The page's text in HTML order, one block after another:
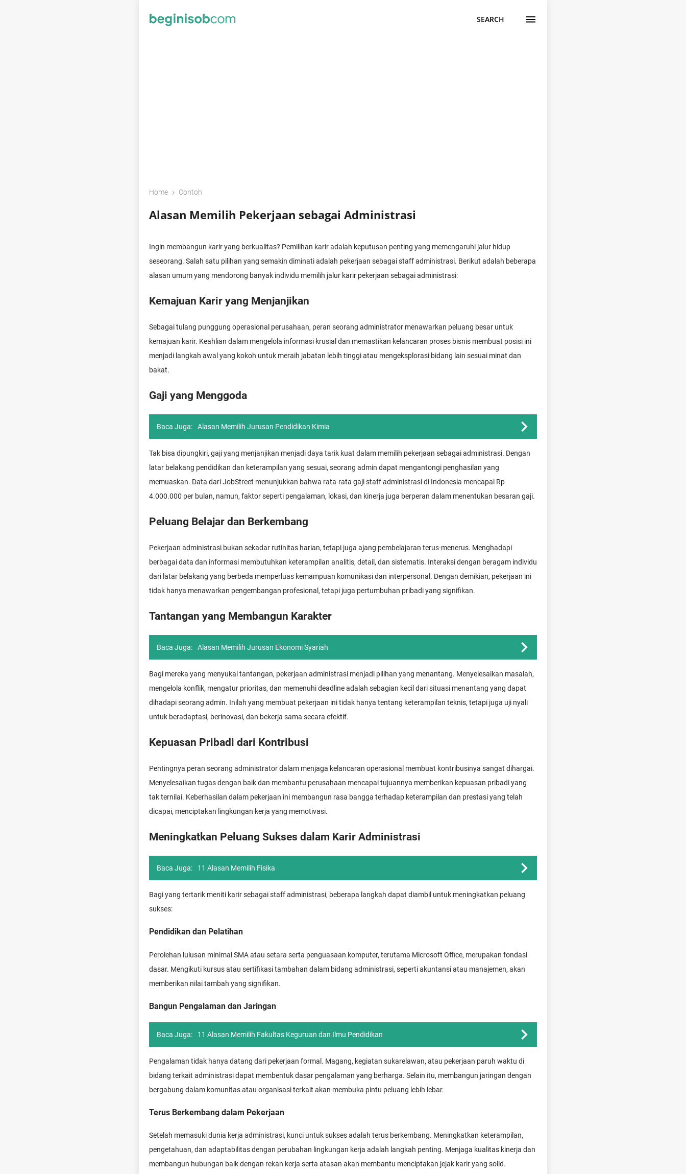
SEARCH
Home › Contoh
Alasan Memilih Pekerjaan sebagai Administrasi
Ingin membangun karir yang berkualitas? Pemilihan karir adalah keputusan penting yang memengaruhi jalur hidup
seseorang. Salah satu pilihan yang semakin diminati adalah pekerjaan sebagai staff administrasi. Berikut adalah beberapa
alasan umum yang mendorong banyak individu memilih jalur karir pekerjaan sebagai administrasi:
Kemajuan Karir yang Menjanjikan
Sebagai tulang punggung operasional perusahaan, peran seorang administrator menawarkan peluang besar untuk
kemajuan karir. Keahlian dalam mengelola informasi krusial dan memastikan kelancaran proses bisnis membuat posisi ini
menjadi langkah awal yang kokoh untuk meraih jabatan lebih tinggi atau mengeksplorasi bidang lain sesuai minat dan
bakat.
Gaji yang Menggoda
Baca Juga: Alasan Memilih Jurusan Pendidikan Kimia
Tak bisa dipungkiri, gaji yang menjanjikan menjadi daya tarik kuat dalam memilih pekerjaan sebagai administrasi. Dengan
latar belakang pendidikan dan keterampilan yang sesuai, seorang admin dapat mengantongi penghasilan yang
memuaskan. Data dari JobStreet menunjukkan bahwa rata-rata gaji staff administrasi di Indonesia mencapai Rp
4.000.000 per bulan, namun, faktor seperti pengalaman, lokasi, dan kinerja juga berperan dalam menentukan besaran gaji.
Peluang Belajar dan Berkembang
Pekerjaan administrasi bukan sekadar rutinitas harian, tetapi juga ajang pembelajaran terus-menerus. Menghadapi
berbagai data dan informasi membutuhkan keterampilan analitis, detail, dan sistematis. Interaksi dengan beragam individu
dari latar belakang yang berbeda memperluas kemampuan komunikasi dan interpersonal. Dengan demikian, pekerjaan ini
tidak hanya menawarkan pengembangan profesional, tetapi juga pertumbuhan pribadi yang signifikan.
Tantangan yang Membangun Karakter
Baca Juga: Alasan Memilih Jurusan Ekonomi Syariah
Bagi mereka yang menyukai tantangan, pekerjaan administrasi menjadi pilihan yang menantang. Menyelesaikan masalah,
mengelola konflik, mengatur prioritas, dan memenuhi deadline adalah sebagian kecil dari situasi menantang yang dapat
dihadapi seorang admin. Inilah yang membuat pekerjaan ini tidak hanya tentang keterampilan teknis, tetapi juga uji nyali
untuk beradaptasi, berinovasi, dan bekerja sama secara efektif.
Kepuasan Pribadi dari Kontribusi
Pentingnya peran seorang administrator dalam menjaga kelancaran operasional membuat kontribusinya sangat dihargai.
Menyelesaikan tugas dengan baik dan membantu perusahaan mencapai tujuannya memberikan kepuasan pribadi yang
tak ternilai. Keberhasilan dalam pekerjaan ini membangun rasa bangga terhadap keterampilan dan prestasi yang telah
dicapai, menciptakan lingkungan kerja yang memotivasi.
Meningkatkan Peluang Sukses dalam Karir Administrasi
Baca Juga: 11 Alasan Memilih Fisika
Bagi yang tertarik meniti karir sebagai staff administrasi, beberapa langkah dapat diambil untuk meningkatkan peluang
sukses:
Pendidikan dan Pelatihan
Perolehan lulusan minimal SMA atau setara serta penguasaan komputer, terutama Microsoft Office, merupakan fondasi
dasar. Mengikuti kursus atau sertifikasi tambahan dalam bidang administrasi, seperti akuntansi atau manajemen, akan
memberikan nilai tambah yang signifikan.
Bangun Pengalaman dan Jaringan
Baca Juga: 11 Alasan Memilih Fakultas Keguruan dan Ilmu Pendidikan
Pengalaman tidak hanya datang dari pekerjaan formal. Magang, kegiatan sukarelawan, atau pekerjaan paruh waktu di
bidang terkait administrasi dapat membentuk dasar pengalaman yang berharga. Selain itu, membangun jaringan dengan
bergabung dalam komunitas atau organisasi terkait akan membuka pintu peluang lebih lebar.
Terus Berkembang dalam Pekerjaan
Setelah memasuki dunia kerja administrasi, kunci untuk sukses adalah terus berkembang. Meningkatkan keterampilan,
pengetahuan, dan adaptabilitas dengan perubahan lingkungan kerja adalah langkah penting. Menjaga kualitas kinerja dan
membangun hubungan baik dengan rekan kerja serta atasan akan membantu menciptakan jejak karir yang solid.